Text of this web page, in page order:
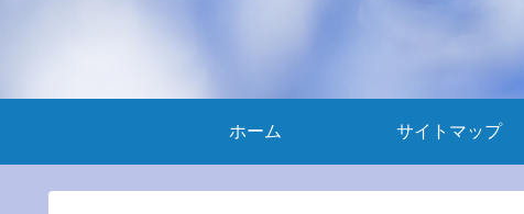
ホーム サイトマップ